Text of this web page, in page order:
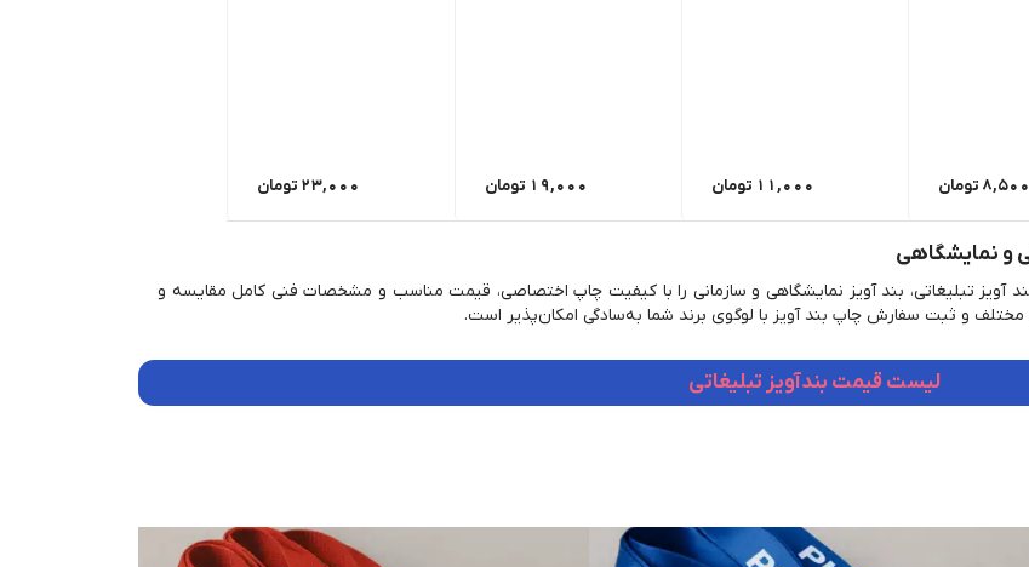
8,500 تومان 11,000 تومان 19,000 تومان 23,000 تومان
و نمایشگاهی
بند آویز تبلیغاتی، بند آویز نمایشگاهی و سازمانی را با کیفیت چاپ اختصاصی، قیمت مناسب و مشخصات فنی کامل مقایسه و
و ثبت سفارش چاپ بند آویز با لوگوی برند شما به‌سادگی امکان‌پذیر است.
لیست قیمت بندآویز تبلیغاتی